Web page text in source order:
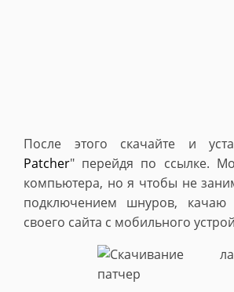
После этого скачайте и
Patcher" перейдя по ссылке.
компьютера, но я чтобы не
подключением шнуров, качаю
своего сайта с мобильного